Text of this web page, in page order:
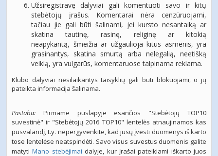
Užsiregistravę dalyviai gali komentuoti savo ir kitų
stebėtojų įrašus. Komentarai nėra cenzūruojami,
tačiau jie gali būti šalinami, jei kursto nesantaiką ar
skatina tautinę, rasinę, religinę ar kitokią
neapykantą, šmeižia ar užgaulioja kitus asmenis, yra
grasinantys, skatina smurtą arba nelegalią, neetišką
veiklą, yra vulgarūs, komentaruose talpinama reklama.
Klubo dalyviai nesilaikantys taisyklių gali būti blokuojami, o jų
pateikta informacija šalinama.
Pastaba: Pirmame puslapyje esančios "Stebėtojų TOP10
suvestinė" ir "Stebėtojų 2016 TOP10" lentelės atnaujinamos kas
pusvalandį, t.y. nepergyvenkite, kad jūsų įvesti duomenys iš karto
tose lentelėse neatspindėti. Savo visus suvestus duomenis galite
matytiMano stebėjimai dalyje, kur įrašai pateikiami iškarto juos